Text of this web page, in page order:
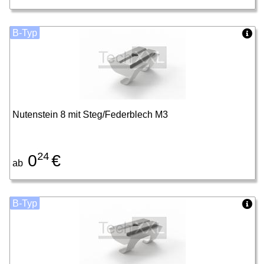
Nutenstein 8 mit Steg/Federblech M3
ab 024 €
B-Typ
B-Typ